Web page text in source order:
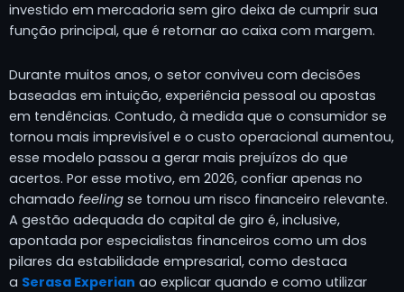
investido em mercadoria sem giro deixa de cumprir sua
função principal, que é retornar ao caixa com margem.
Durante muitos anos, o setor conviveu com decisões
baseadas em intuição, experiência pessoal ou apostas
em tendências. Contudo, à medida que o consumidor se
tornou mais imprevisível e o custo operacional aumentou,
esse modelo passou a gerar mais prejuízos do que
acertos. Por esse motivo, em 2026, confiar apenas no
chamado feeling se tornou um risco financeiro relevante.
A gestão adequada do capital de giro é, inclusive,
apontada por especialistas financeiros como um dos
pilares da estabilidade empresarial, como destaca
a Serasa Experian ao explicar quando e como utilizar